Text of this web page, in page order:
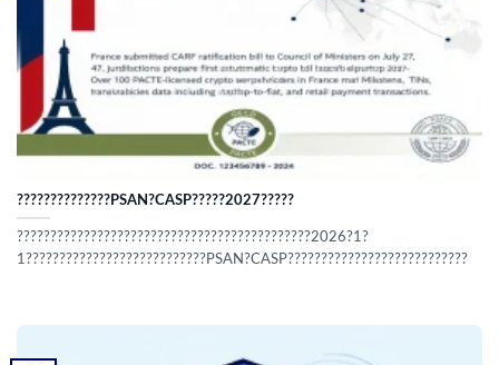
??????????????PSAN?CASP?????2027?????
????????????????????????????????????????????2026?1?
1???????????????????????????PSAN?CASP???????????????????????????